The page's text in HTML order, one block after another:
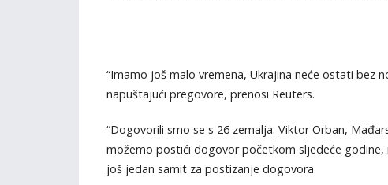
“Imamo još malo vremena, Ukrajina neće ostati bez
napuštajući pregovore, prenosi Reuters.
“Dogovorili smo se s 26 zemalja. Viktor Orban,
možemo postići dogovor početkom sljedeće
još jedan samit za postizanje dogovora.